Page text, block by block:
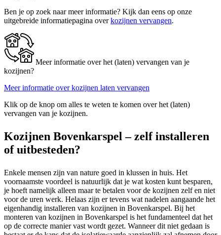
Ben je op zoek naar meer informatie? Kijk dan eens op onze
uitgebreide informatiepagina overkozijnen vervangen.
Meer informatie over het (laten) vervangen van je
kozijnen?
Meer informatie over kozijnen laten vervangen
Klik op de knop om alles te weten te komen over het (laten)
vervangen van je kozijnen.
Kozijnen Bovenkarspel – zelf installeren
of uitbesteden?
Enkele mensen zijn van nature goed in klussen in huis. Het
voornaamste voordeel is natuurlijk dat je wat kosten kunt besparen,
je hoeft namelijk alleen maar te betalen voor de kozijnen zelf en niet
voor de uren werk. Helaas zijn er tevens wat nadelen aangaande het
eigenhandig installeren van kozijnen in Bovenkarspel. Bij het
monteren van kozijnen in Bovenkarspel is het fundamenteel dat het
op de correcte manier vast wordt gezet. Wanneer dit niet gedaan is